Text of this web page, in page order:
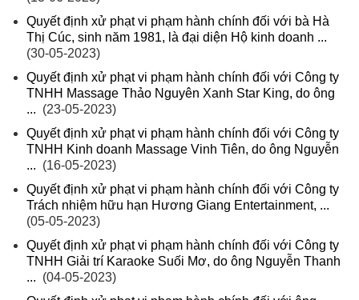
Quyết định xử phạt vi phạm hành chính đối với bà Hà
Thị Cúc, sinh năm 1981, là đại diện Hộ kinh doanh ...
(30-05-2023)
Quyết định xử phạt vi phạm hành chính đối với Công ty
TNHH Massage Thảo Nguyên Xanh Star King, do ông
... (23-05-2023)
Quyết định xử phạt vi phạm hành chính đối với Công ty
TNHH Kinh doanh Massage Vinh Tiên, do ông Nguyễn
... (16-05-2023)
Quyết định xử phạt vi phạm hành chính đối với Công ty
Trách nhiệm hữu hạn Hương Giang Entertainment, ...
(05-05-2023)
Quyết định xử phạt vi phạm hành chính đối với Công ty
TNHH Giải trí Karaoke Suối Mơ, do ông Nguyễn Thanh
... (04-05-2023)